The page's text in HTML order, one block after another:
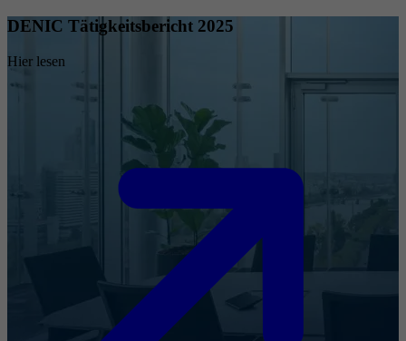
DENIC Tätigkeitsbericht 2025
Hier lesen